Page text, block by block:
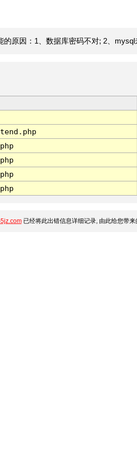
原因：1、数据库密码不对; 2、mysql
已经将此出错信息详细记录, 由此给您带